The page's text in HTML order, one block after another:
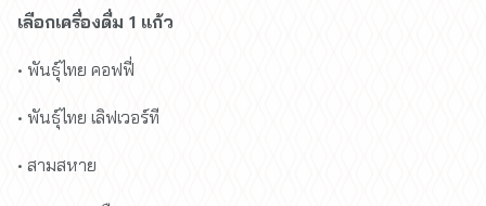
เลือกเครื่องดื่ม 1 แก้ว
• พันธุ์ไทย คอฟฟี่
• พันธุ์ไทย เลิฟเวอร์ที
• สามสหาย